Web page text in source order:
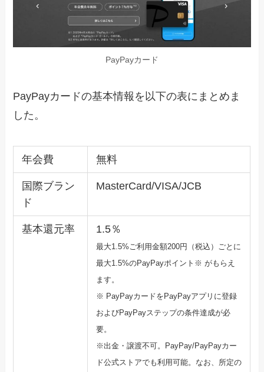
PayPayカード
PayPayカードの基本情報を以下の表にまとめま
した。
年会費 無料
国際ブラン
ド
MasterCard/VISA/JCB
基本還元率 1.5％
最大1.5%ご利用金額200円（税込）ごとに
最大1.5%のPayPayポイント※ がもらえ
ます。
※ PayPayカードをPayPayアプリに登録
およびPayPayステップの条件達成が必
要。
※出金・譲渡不可。PayPay/PayPayカー
ド公式ストアでも利用可能。なお、所定の